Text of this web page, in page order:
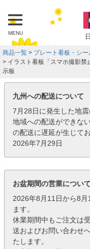
MENU
商品一覧 プレート看板・シー
イラスト看板「スマホ撮影
示板
九州への配送について
7月28日に発生した地
地域への配送ができな
の配送に遅延が生じて
2026年7月29日
お盆期間の営業について
2026年8月11日から8
ます。
休業期間中もご注文は
送およびお問い合わせ
たします。